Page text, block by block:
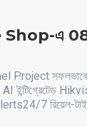
Shop-এ
সফলভাবে
AI ইন্টিগ্রেটেড
7 রিয়েল-টাইম